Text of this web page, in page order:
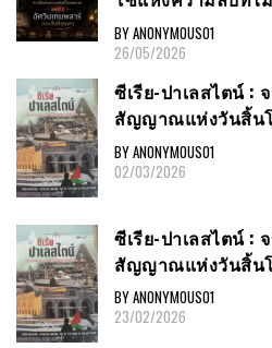
BY ANONYMOUS01
26/05/2026
ซีเรีย​-ปาเลสไตน์​ :
สัญญาณ​แห่งวันสิ้น
BY ANONYMOUS01
02/03/2026
ซีเรีย​-ปาเลสไตน์​ :
สัญญาณ​แห่งวันสิ้น
BY ANONYMOUS01
23/02/2026